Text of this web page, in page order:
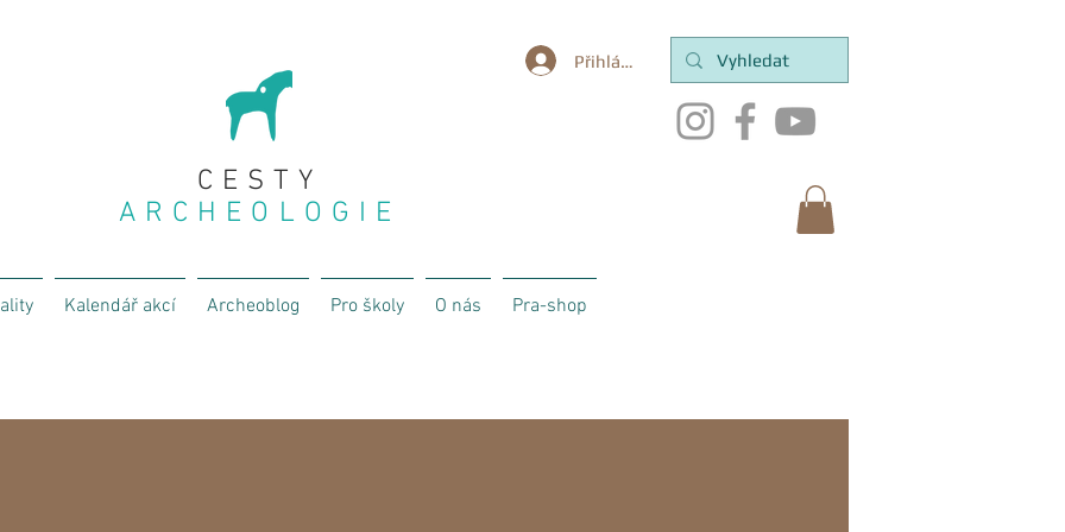
Přihlásit se
CESTY
ARCHEOLOGIE
Kalendář akcí Archeoblog Pro školy O nás Pra-shop